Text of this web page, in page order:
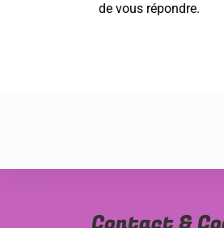
de vous répondre.